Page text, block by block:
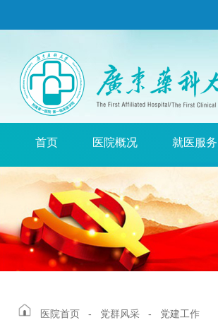
首页 医院概况 就医服务
医院首页 - 党群风采 - 党建工作